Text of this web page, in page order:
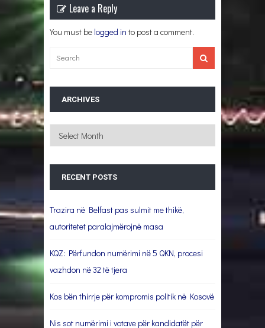
Leave a Reply
You must be logged in to post a comment.
ARCHIVES
Archives
RECENT POSTS
Trazira në Belfast pas sulmit me thikë,
autoritetet paralajmërojnë masa
KQZ: Përfundon numërimi në 5 QKN, procesi
vazhdon në 32 të tjera
Kos bën thirrje për kompromis politik në Kosovë
Nis sot numërimi i votave për kandidatët për